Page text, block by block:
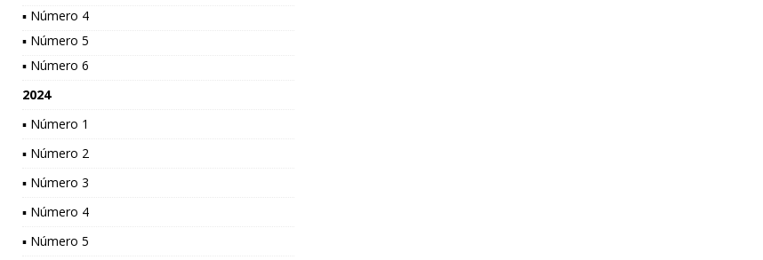
▪ Número 4
▪ Número 5
▪ Número 6
2024
▪ Número 1
▪ Número 2
▪ Número 3
▪ Número 4
▪ Número 5